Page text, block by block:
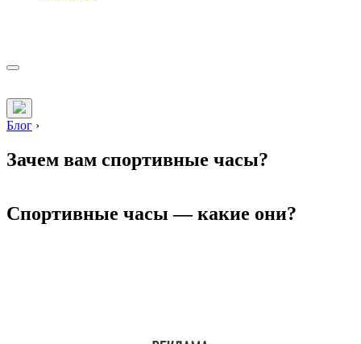
Блог ›
Зачем вам спортивные часы?
Спортивные часы — какие они?